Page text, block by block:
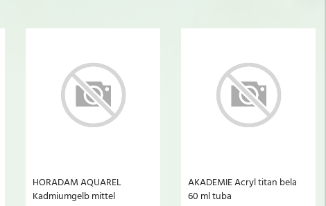
HORADAM AQUAREL
Kadmiumgelb mittel
AKADEMIE Acryl titan bela
60 ml tuba